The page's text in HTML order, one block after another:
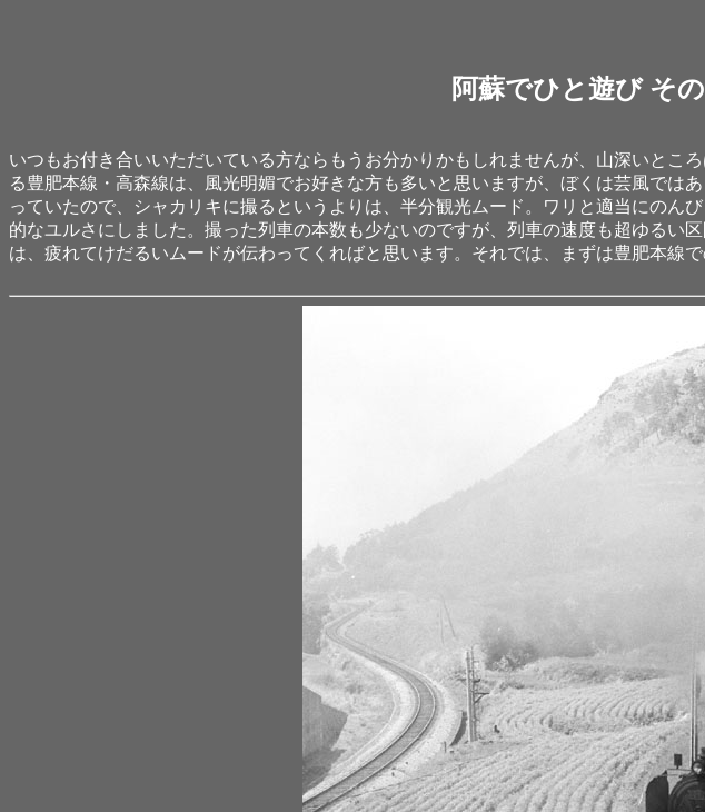
阿蘇でひと遊び そ
いつもお付き合いいただいている方ならもうお分かりかもしれませんが、山深いとこ
る豊肥本線・高森線は、風光明媚でお好きな方も多いと思いますが、ぼくは芸風では
っていたので、シャカリキに撮るというよりは、半分観光ムード。ワリと適当にの
的なユルさにしました。撮った列車の本数も少ないのですが、列車の速度も超ゆるい
は、疲れてけだるいムードが伝わってくればと思います。それでは、まずは豊肥本線で